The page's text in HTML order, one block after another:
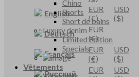
English
EUR
(€)
USD
($)
Deutsch
EUR
(€)
Français
EUR
(€)
USD
($)
Русский
EUR
USD
Chino
Shorts
Short de bains
Luxury denim
Limited Edition
Specials
Vêtements